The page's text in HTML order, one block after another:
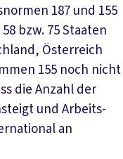
187 und 155
bzw. 75 Staaten
Österreich
155 noch nicht
die Anzahl der
und Arbeits-
an